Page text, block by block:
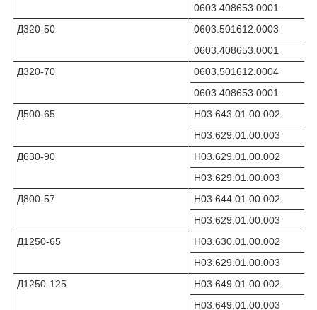
0603.408653.0001
Д320-50
0603.501612.0003
0603.408653.0001
Д320-70
0603.501612.0004
0603.408653.0001
Д500-65
Н03.643.01.00.002
Н03.629.01.00.003
Д630-90
Н03.629.01.00.002
Н03.629.01.00.003
Д800-57
Н03.644.01.00.002
Н03.629.01.00.003
Д1250-65
Н03.630.01.00.002
Н03.629.01.00.003
Д1250-125
Н03.649.01.00.002
Н03.649.01.00.003